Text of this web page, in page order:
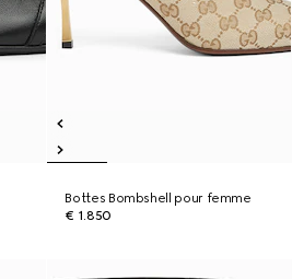
Bottes Bombshell pour femme
€ 1.850